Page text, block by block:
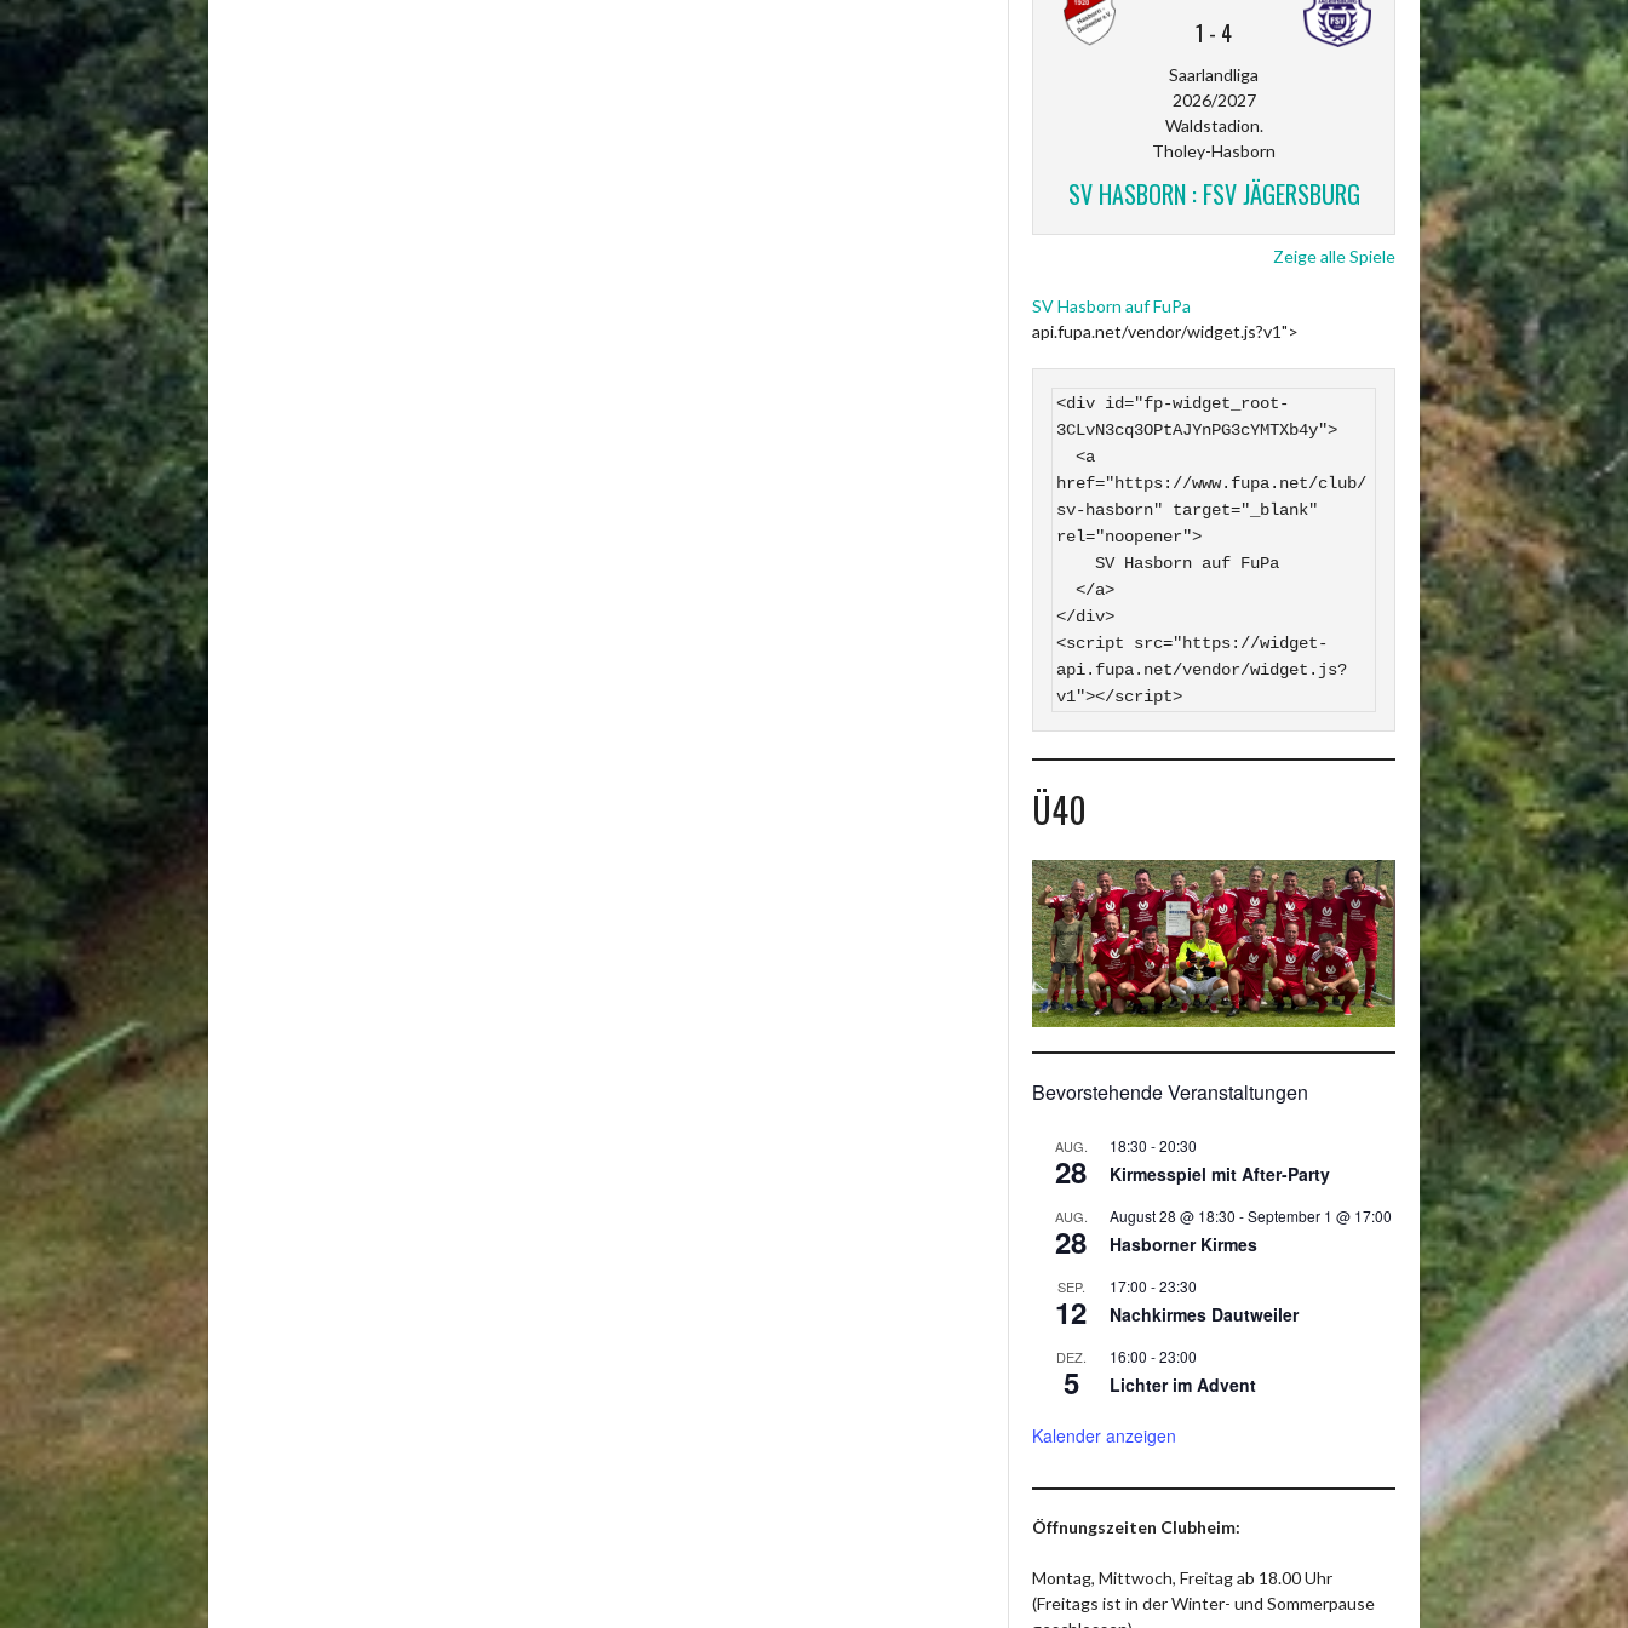
1 - 4
Saarlandliga
2026/2027
Waldstadion.
Tholey-Hasborn
SV HASBORN : FSV JÄGERSBURG
Zeige alle Spiele
SV Hasborn auf FuPa
api.fupa.net/vendor/widget.js?v1">
<div id="fp-widget_root-
3CLvN3cq3OPtAJYnPG3cYMTXb4y">
href="https://www.fupa.net/club/
sv-hasborn" target="_blank"
rel="noopener">
</div>
<script src="https://widget-
api.fupa.net/vendor/widget.js?
v1"></script>
Ü40
Bevorstehende Veranstaltungen
AUG.
28
18:30 -20:30
Kirmesspiel mit After-Party
AUG.
28
August 28 @ 18:30 -September 1 @ 17:00
Hasborner Kirmes
SEP.
12
17:00 -23:30
Nachkirmes Dautweiler
DEZ.
5
16:00 -23:00
Lichter im Advent
Kalender anzeigen
Öffnungszeiten Clubheim:
Montag, Mittwoch, Freitag ab 18.00 Uhr
(Freitags ist in der Winter- und Sommerpause